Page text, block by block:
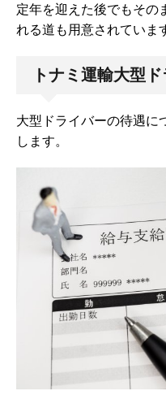
定年を迎えた後でもその
れる道も用意されていま
トナミ運輸大型
大型ドライバーの待遇に
します。